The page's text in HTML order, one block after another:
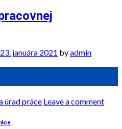
23. januára 2021 byadmin
úrad práce Leave a comment